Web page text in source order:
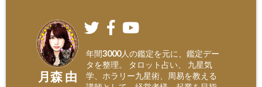
月森 由
年間3000人の鑑定を元に、鑑定デー
タを整理。 タロット占い、 九星気
学、ホラリー九星術、周易を教える